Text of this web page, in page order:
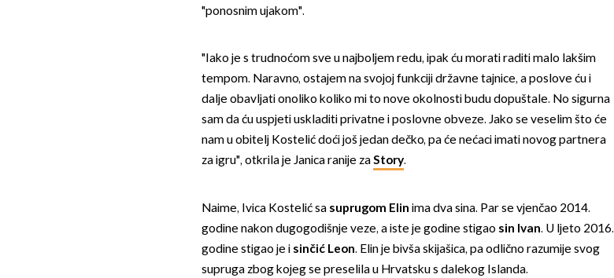
"ponosnim ujakom".
"Iako je s trudnoćom sve u najboljem redu, ipak ću morati raditi malo lakšim
tempom. Naravno, ostajem na svojoj funkciji državne tajnice, a poslove ću i
dalje obavljati onoliko koliko mi to nove okolnosti budu dopuštale. No sigurna
sam da ću uspjeti uskladiti privatne i poslovne obveze. Jako se veselim što će
nam u obitelj Kostelić doći još jedan dečko, pa će nećaci imati novog partnera
za igru", otkrila je Janica ranije zaStory.
Naime, Ivica Kostelić sa suprugom Elin ima dva sina. Par se vjenčao 2014.
godine nakon dugogodišnje veze, a iste je godine stigao sin Ivan. U ljeto 2016.
godine stigao je i sinčić Leon. Elin je bivša skijašica, pa odlično razumije svog
supruga zbog kojeg se preselila u Hrvatsku s dalekog Islanda.